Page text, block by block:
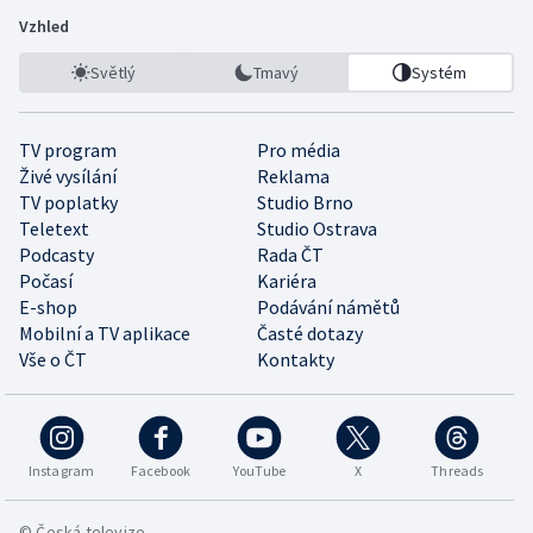
Vzhled
Světlý Tmavý Systém
TV program
Pro média
Živé vysílání
Reklama
TV poplatky
Studio Brno
Teletext
Studio Ostrava
Podcasty
Rada ČT
Počasí
Kariéra
E-shop
Podávání námětů
Mobilní a TV aplikace
Časté dotazy
Vše o ČT
Kontakty
Instagram Facebook YouTube X Threads